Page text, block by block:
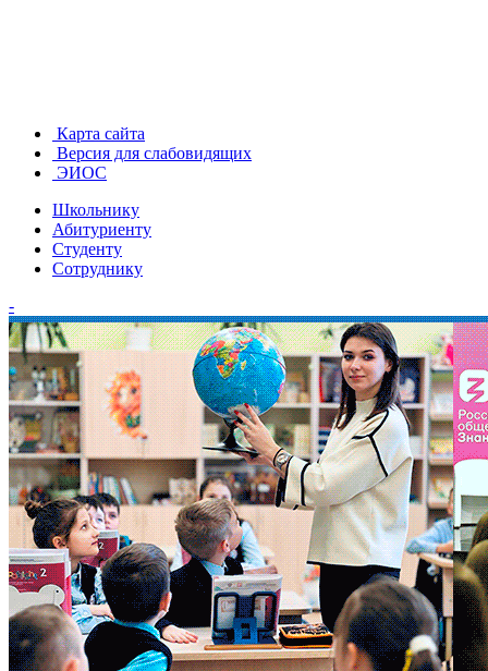
Карта сайта
Версия для слабовидящих
ЭИОС
Школьнику
Абитуриенту
Студенту
Сотруднику
-